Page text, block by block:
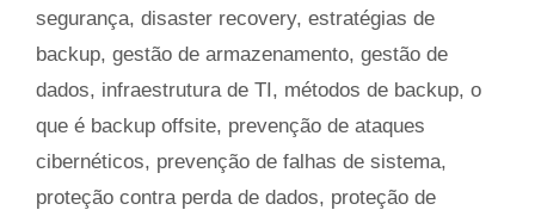
segurança, disaster recovery, estratégias de
backup, gestão de armazenamento, gestão de
dados, infraestrutura de TI, métodos de backup, o
que é backup offsite, prevenção de ataques
cibernéticos, prevenção de falhas de sistema,
proteção contra perda de dados, proteção de